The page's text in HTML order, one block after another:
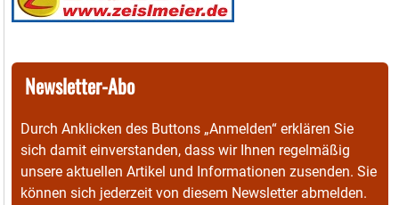
Newsletter-Abo
Durch Anklicken des Buttons „Anmelden“ erklären Sie
sich damit einverstanden, dass wir Ihnen regelmäßig
unsere aktuellen Artikel und Informationen zusenden. Sie
können sich jederzeit von diesem Newsletter abmelden.